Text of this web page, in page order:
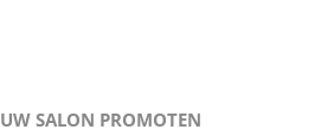
UW SALON PROMOTEN